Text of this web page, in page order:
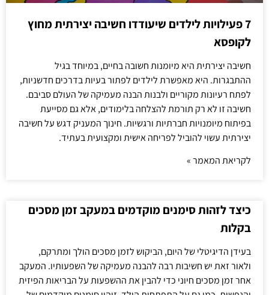
7 פעילויות לילדים שיעודדו חשיבה יצירתית מחוץ
לקופסא
חשיבה יצירתית היא מיומנות חשובה בחיים, במיוחד בגיל
ההתבגרות. היא מאפשרת לילדים לפתור בעיות בדרכים חדשניות,
לפתח רעיונות מקוריים ולבנות הבנה מעמיקה של העולם סביבם.
חשיבה זו לא רק תורמת להצלחה בלימודים, אלא גם מסייעת
בפיתוח מיומנויות חברתיות ורגשיות. חינוך המעניק דגש על חשיבה
יצירתית עשוי להוביל לפריחה אישית ומקצועית בעתיד.
לקריאת המאמר »
כיצד לזהות סימנים מוקדמים במעקב זמן מסכים
בקלות
בעידן הדיגיטלי של היום, הביקוש לזמן מסכים הולך ומתרקם,
ולאור זאת יש חשיבות רבה להבנה מעמיקה של השפעותיו. המעקב
אחר זמן מסכים חיוני כדי להבין את ההשפעות על הבריאות הפיזית